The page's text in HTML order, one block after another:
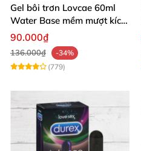
Gel bôi trơn Lovcae 60ml
Water Base mềm mượt kích
thích
90.000₫
136.000₫
-34%
(779)